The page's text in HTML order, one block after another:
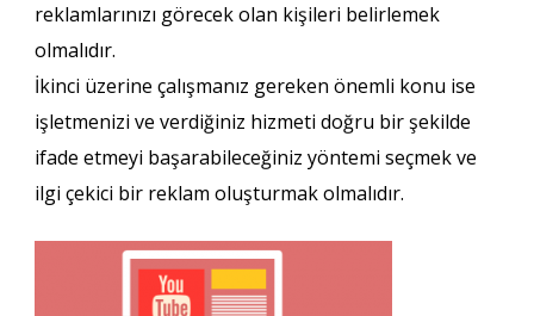
reklamlarınızı görecek olan kişileri belirlemek
olmalıdır.
İkinci üzerine çalışmanız gereken önemli konu ise
işletmenizi ve verdiğiniz hizmeti doğru bir şekilde
ifade etmeyi başarabileceğiniz yöntemi seçmek ve
ilgi çekici bir reklam oluşturmak olmalıdır.